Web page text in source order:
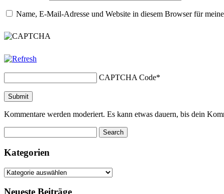
Name, E-Mail-Adresse und Website in diesem Browser für
CAPTCHA Code*
Kommentare werden moderiert. Es kann etwas dauern, bis dein
Kategorien
Kategorien